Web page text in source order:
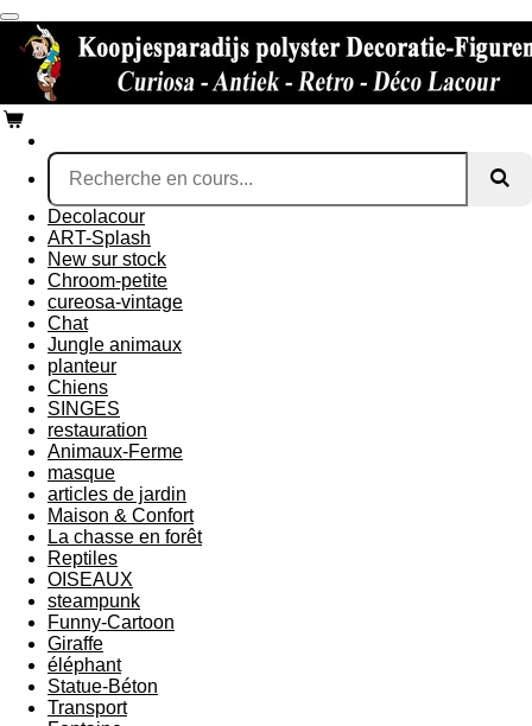
Passer
au
contenu
principal
Decolacour
ART-Splash
New sur stock
Chroom-petite
cureosa-vintage
Chat
Jungle animaux
planteur
Chiens
SINGES
restauration
Animaux-Ferme
masque
articles de jardin
Maison & Confort
La chasse en forêt
Reptiles
OISEAUX
steampunk
Funny-Cartoon
Giraffe
éléphant
Statue-Béton
Transport